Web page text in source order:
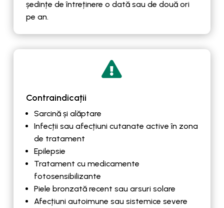
ședințe de întreținere o dată sau de două ori
pe an.

Contraindicații
Sarcină și alăptare
Infecții sau afecțiuni cutanate active în zona
de tratament
Epilepsie
Tratament cu medicamente
fotosensibilizante
Piele bronzată recent sau arsuri solare
Afecțiuni autoimune sau sistemice severe